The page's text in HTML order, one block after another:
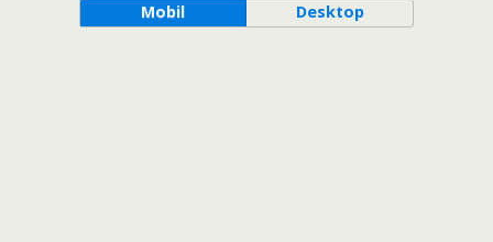
Mobil Desktop